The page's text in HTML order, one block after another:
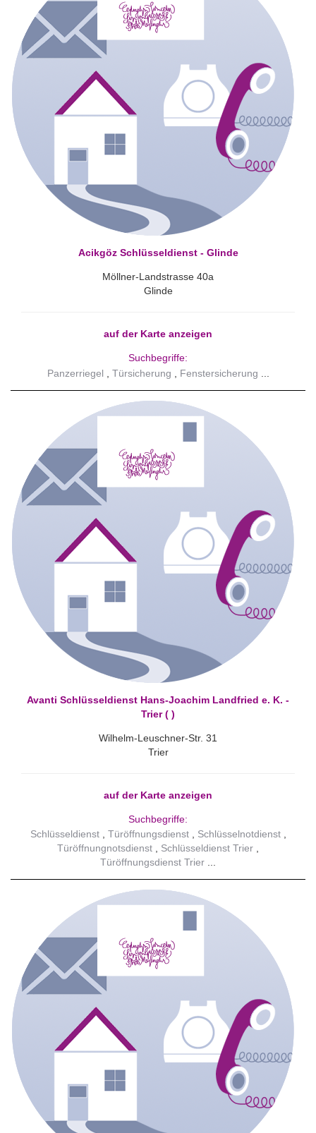
Acikgöz Schlüsseldienst - Glinde
Möllner-Landstrasse 40a
Glinde
auf der Karte anzeigen
Suchbegriffe:
Panzerriegel
Türsicherung Fenstersicherung
Avanti Schlüsseldienst Hans-Joachim Landfried e. K. -
Trier ( )
Wilhelm-Leuschner-Str. 31
Trier
auf der Karte anzeigen
Suchbegriffe:
Schlüsseldienst
Türöffnungsdienst
Schlüsselnotdienst
Türöffnungnotsdienst
Schlüsseldienst Trier
Türöffnungsdienst Trier